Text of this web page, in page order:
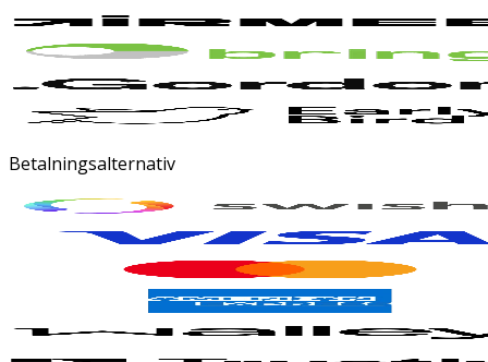
Betalningsalternativ